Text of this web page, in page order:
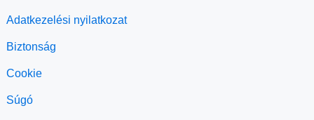
Adatkezelési nyilatkozat
Biztonság
Cookie
Súgó